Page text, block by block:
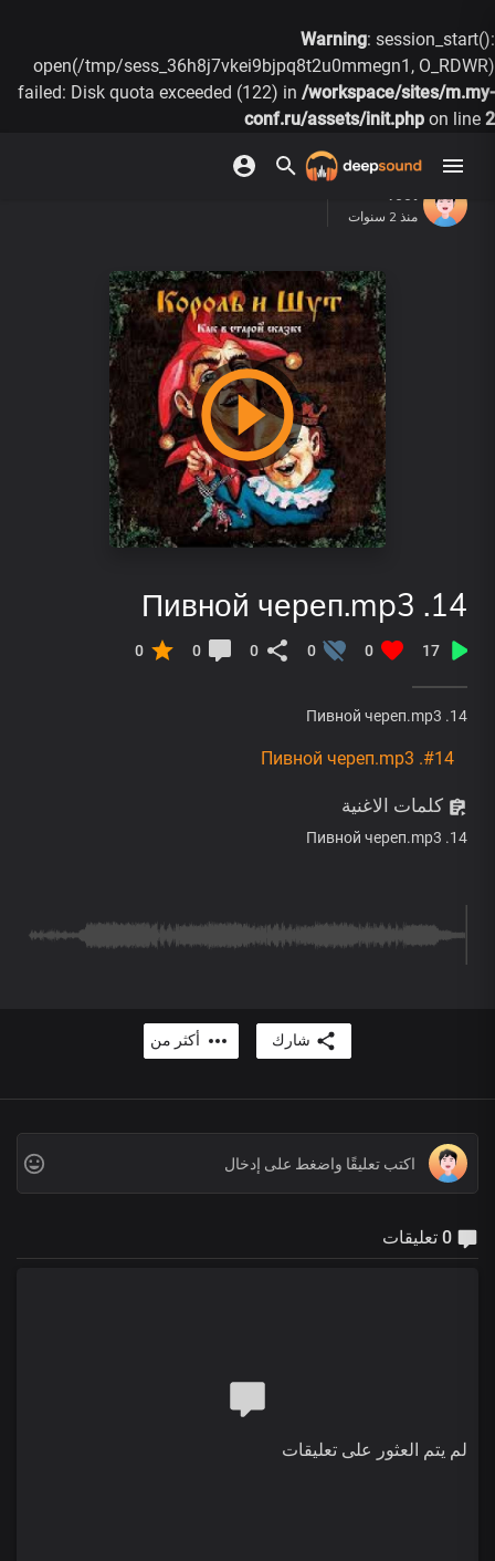
Warning: session_start():
open(/tmp/sess_36h8j7vkei9bjpq8t2u0mmegn1, O_RDWR)
failed: Disk quota exceeded (122) in /workspace/sites/m.my-
conf.ru/assets/init.php on line 2
منذ 2 سنوات
14. Пивной череп.mp3
17
0
0
0
0
0
14. Пивной череп.mp3
#14. Пивной череп.mp3
كلمات الاغنية
14. Пивной череп.mp3
شارك أكثر من
لم يتم العثور على تعليقات